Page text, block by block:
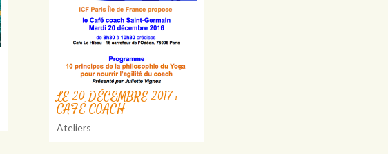
LE 20 DÉCEMBRE 2017 :
CAFÉ COACH
Ateliers